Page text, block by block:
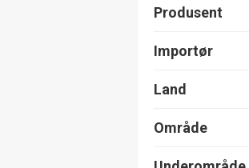
Produsent
Importør
Land
Område